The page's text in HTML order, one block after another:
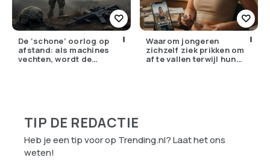
De ‘schone’ oorlog op
afstand: als machines
vechten, wordt de
Waarom jongeren
zichzelf ziek prikken om
af te vallen terwijl hun
TIP DE REDACTIE
Heb je een tip voor op Trending.nl? Laat het ons
weten!